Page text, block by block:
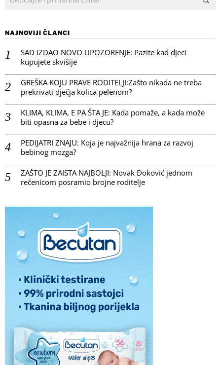
NAJNOVIJI ČLANCI
SAD IZDAO NOVO UPOZORENJE: Pazite kad djeci
kupujete skvišije
GREŠKA KOJU PRAVE RODITELJI:Zašto nikada ne treba
prekrivati dječja kolica pelenom?
KLIMA, KLIMA, E PA ŠTA JE: Kada pomaže, a kada može
biti opasna za bebe i djecu?
PEDIJATRI ZNAJU: Koja je najvažnija hrana za razvoj
bebinog mozga?
ZAŠTO JE ZAISTA NAJBOLJI: Novak Đoković jednom
rečenicom posramio brojne roditelje